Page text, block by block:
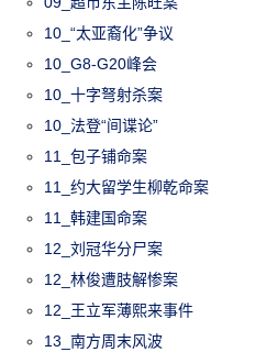
10_“太亚裔化”争议
10_G8-G20峰会
10_十字弩射杀案
10_法登“间谍论”
11_包子铺命案
11_约大留学生柳乾命案
11_韩建国命案
12_刘冠华分尸案
12_林俊遭肢解惨案
12_王立军薄熙来事件
13_南方周末风波